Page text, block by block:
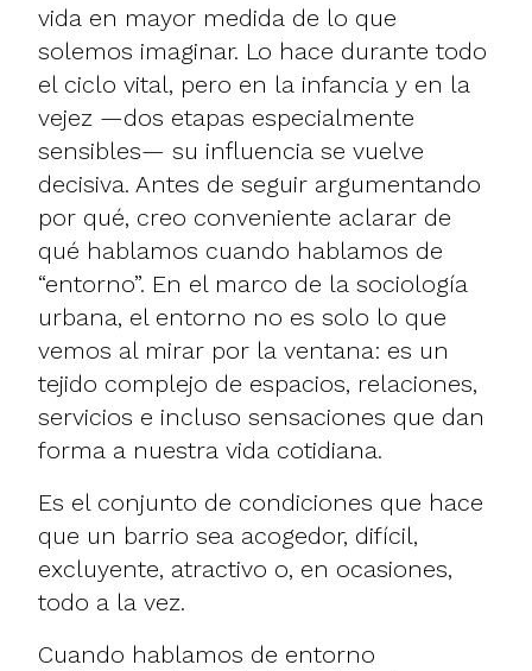
vida en mayor medida de lo que
solemos imaginar. Lo hace durante todo
el ciclo vital, pero en la infancia y en la
vejez —dos etapas especialmente
sensibles— su influencia se vuelve
decisiva. Antes de seguir argumentando
por qué, creo conveniente aclarar de
qué hablamos cuando hablamos de
“entorno”. En el marco de la sociología
urbana, el entorno no es solo lo que
vemos al mirar por la ventana: es un
tejido complejo de espacios, relaciones,
servicios e incluso sensaciones que dan
forma a nuestra vida cotidiana.
Es el conjunto de condiciones que hace
que un barrio sea acogedor, difícil,
excluyente, atractivo o, en ocasiones,
todo a la vez.
Cuando hablamos de entorno